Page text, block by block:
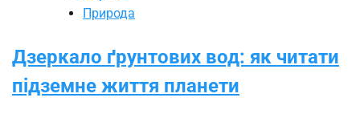
Природа
Дзеркало ґрунтових вод: як читати
підземне життя планети